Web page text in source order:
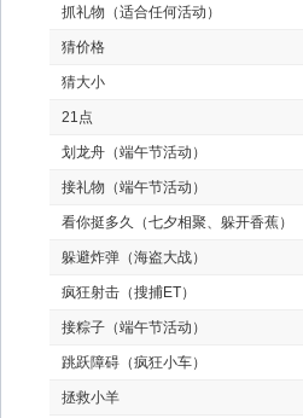
抓礼物（适合任何活动）
猜价格
猜大小
21点
划龙舟（端午节活动）
接礼物（端午节活动）
看你挺多久（七夕相聚、躲开香蕉）
躲避炸弹（海盗大战）
疯狂射击（搜捕ET）
接粽子（端午节活动）
跳跃障碍（疯狂小车）
拯救小羊